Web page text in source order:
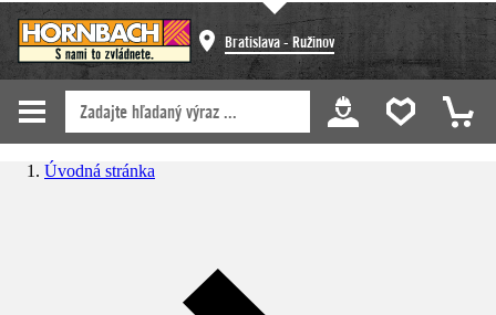
Bratislava - Ružinov
Úvodná stránka